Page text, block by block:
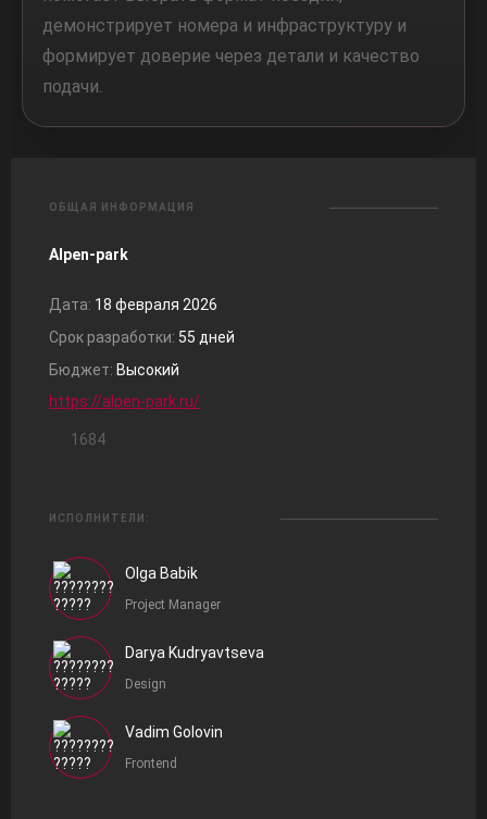
демонстрирует номера и инфраструктуру и
формирует доверие через детали и качество
подачи.
ОБЩАЯ ИНФОРМАЦИЯ
Alpen-park
Дата: 18 февраля 2026
Срок разработки: 55 дней
Бюджет: Высокий
https://alpen-park.ru/
1684
ИСПОЛНИТЕЛИ:
Olga Babik
Project Manager
Darya Kudryavtseva
Design
Vadim Golovin
Frontend